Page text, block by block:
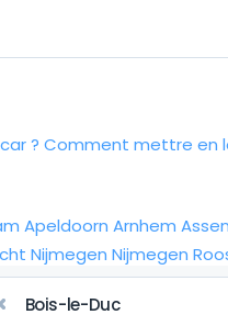
? Comment mettre en
Apeldoorn Arnhem Assen
Nijmegen Nijmegen